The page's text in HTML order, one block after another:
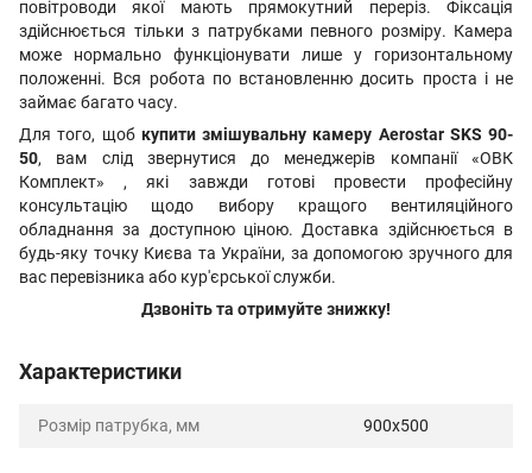
повітроводи якої мають прямокутний переріз. Фіксація
здійснюється тільки з патрубками певного розміру. Камера
може нормально функціонувати лише у горизонтальному
положенні. Вся робота по встановленню досить проста і не
займає багато часу.
Для того, щоб купити змішувальну камеру Aerostar SKS 90-
50, вам слід звернутися до менеджерів компанії «ОВК
Комплект» , які завжди готові провести професійну
консультацію щодо вибору кращого вентиляційного
обладнання за доступною ціною. Доставка здійснюється в
будь-яку точку Києва та України, за допомогою зручного для
вас перевізника або кур'єрської служби.
Дзвоніть та отримуйте знижку!
Характеристики
Розмір патрубка, мм 900x500